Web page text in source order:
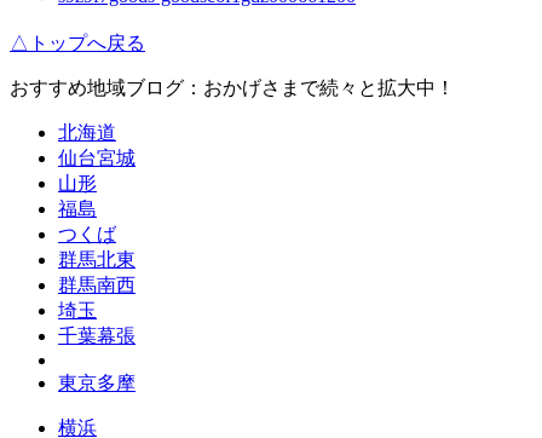
△トップへ戻る
おすすめ地域ブログ：おかげさまで続々と拡大中！
北海道
仙台宮城
山形
福島
つくば
群馬北東
群馬南西
埼玉
千葉幕張
東京多摩
横浜